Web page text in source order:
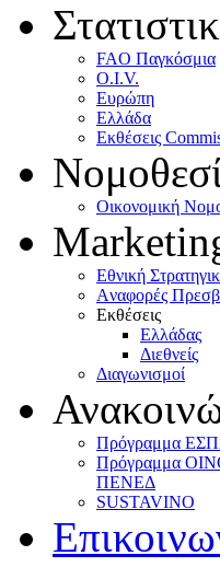
FAO Παγκόσμια
O.I.V.
Ευρώπη
Ελλάδα
Eκθέσεις
Οικονομική
Eθνική
Aναφορές
Eκθέσεις
Eλλάδας
Διεθνείς
Διαγωνισμοί
Πρόγραμμα
Πρόγραμμα
ΠΕΝΕΔ
SUSTAVINO